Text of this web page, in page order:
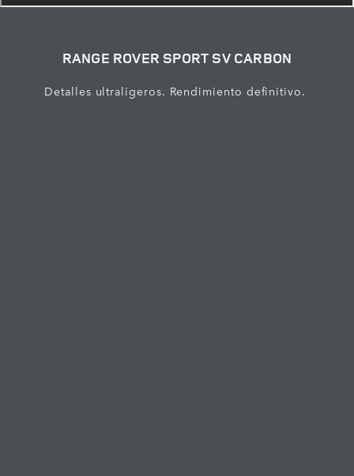
RANGE ROVER SPORT SV CARBON​
Detalles ultraligeros. Rendimiento definitivo.